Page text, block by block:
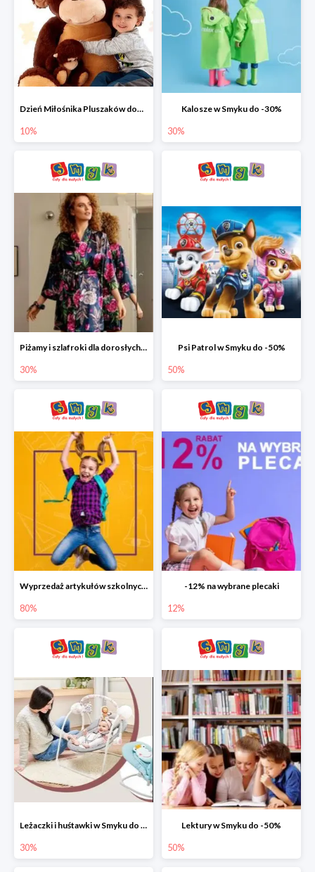
Dzień Miłośnika Pluszaków dodatkowy rabat -10%
10%
Kalosze w Smyku do -30%
30%
Piżamy i szlafroki dla dorosłych w Smyku do -30%
30%
Psi Patrol w Smyku do -50%
50%
Wyprzedaż artykułów szkolnych w Smyku do -80%
80%
-12% na wybrane plecaki
12%
Leżaczki i huśtawki w Smyku do -30%
30%
Lektury w Smyku do -50%
50%